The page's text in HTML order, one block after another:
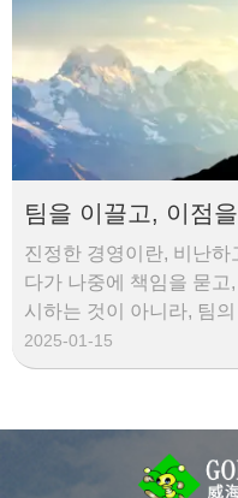
팀을 이끌고, 이점
고, 품질을 개선합
진정한 경영이란, 비난
다가 나중에 책임을 묻
시하는 것이 아니라, 팀
갈 방법을 적극적으로 찾
식이 행동을 결정하고,
2025-01-15